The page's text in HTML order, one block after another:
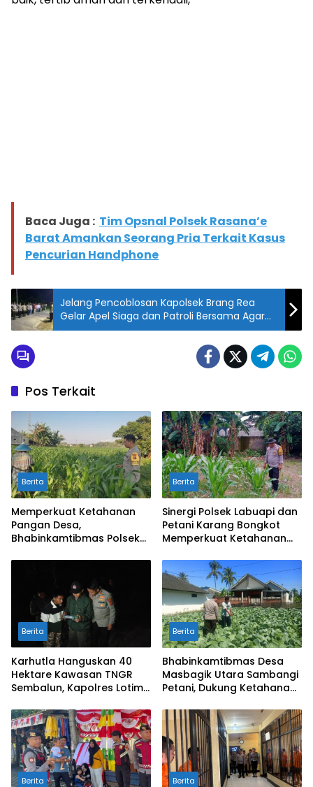
Baca Juga : Tim Opsnal Polsek Rasana’e
Barat Amankan Seorang Pria Terkait Kasus
Pencurian Handphone
Jelang Pencoblosan Kapolsek Brang Rea
Gelar Apel Siaga dan Patroli Bersama Agar
Wilayah Tetap Kondusif
Pos Terkait
Berita
Memperkuat Ketahanan
Pangan Desa,
Bhabinkamtibmas Polsek
Kuranji Dalang
Berita
Sinergi Polsek Labuapi dan
Petani Karang Bongkot
Memperkuat Ketahanan
Berita
Karhutla Hanguskan 40
Hektare Kawasan TNGR
Sembalun, Kapolres Lotim
Api
Berita
Bhabinkamtibmas Desa
Masbagik Utara Sambangi
Petani, Dukung Ketahanan
Pangan
Berita Berita